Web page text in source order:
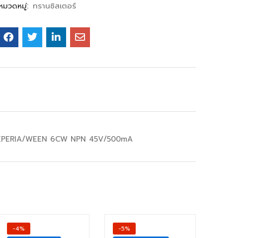
มวดหมู่: ทรานซิสเตอร์
WEEN 6CW NPN 45V/500mA
-4% -5%